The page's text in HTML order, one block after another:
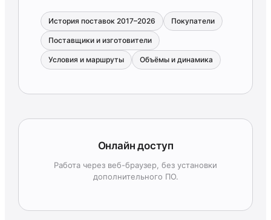
История поставок 2017–2026 Покупатели
Поставщики и изготовители
Условия и маршруты Объёмы и динамика
Онлайн доступ
Работа через веб-браузер, без установки
дополнительного ПО.